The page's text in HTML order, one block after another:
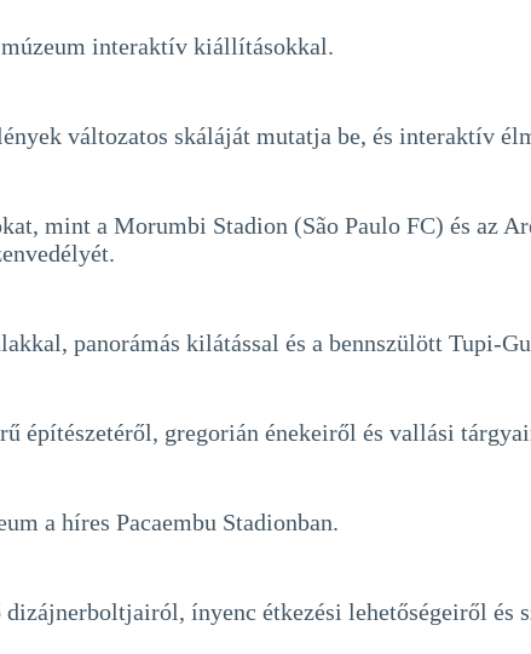
interaktív kiállításokkal.
változatos skáláját mutatja be, és interaktív
mint a Morumbi Stadion (São Paulo FC) és az
panorámás kilátással és a bennszülött Tupi-
építészetéről, gregorián énekeiről és vallási
a híres Pacaembu Stadionban.
ínyenc étkezési lehetőségeiről és